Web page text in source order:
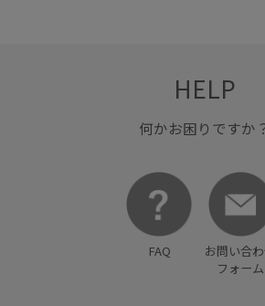
HELP
何かお困りですか
FAQ
お問い合
フォーム